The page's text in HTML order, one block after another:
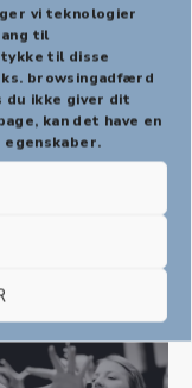
vi teknologier
til
til disse
browsingadfærd
du ikke giver dit
kan det have en
egenskaber.